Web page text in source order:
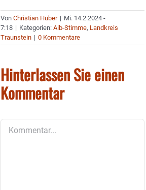
VonChristian Huber | Mi. 14.2.2024 -
7:18 | Kategorien:Aib-Stimme, Landkreis
Traunstein | 0 Kommentare
Hinterlassen Sie einen
Kommentar